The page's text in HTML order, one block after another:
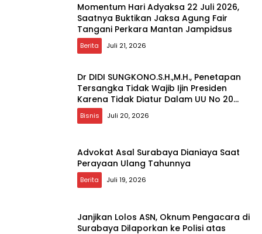
Momentum Hari Adyaksa 22 Juli 2026,
Saatnya Buktikan Jaksa Agung Fair
Tangani Perkara Mantan Jampidsus
Berita Juli 21, 2026
Dr DIDI SUNGKONO.S.H.,M.H., Penetapan
Tersangka Tidak Wajib Ijin Presiden
Karena Tidak Diatur Dalam UU No 20
Tahun 2025 KUHAP
Bisnis Juli 20, 2026
Advokat Asal Surabaya Dianiaya Saat
Perayaan Ulang Tahunnya
Berita Juli 19, 2026
Janjikan Lolos ASN, Oknum Pengacara di
Surabaya Dilaporkan ke Polisi atas